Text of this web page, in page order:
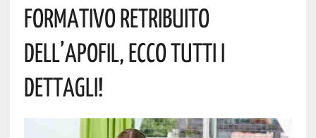
FORMATIVO RETRIBUITO
DELL’APOFIL, ECCO TUTTI I
DETTAGLI!